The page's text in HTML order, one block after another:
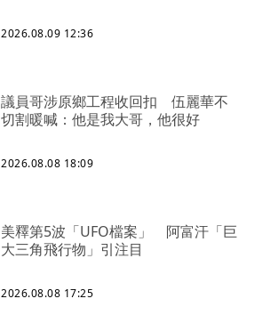
2026.08.09 12:36
議員哥涉原鄉工程收回扣 伍麗華不
切割暖喊：他是我大哥，他很好
2026.08.08 18:09
美釋第5波「UFO檔案」 阿富汗「巨
大三角飛行物」引注目
2026.08.08 17:25